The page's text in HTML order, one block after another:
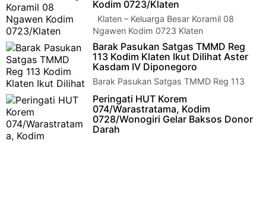
Kodim 0723/Klaten
Klaten – Keluarga Besar Koramil 08
Ngawen Kodim 0723 Klaten
menyelenggarakan acara silaturahmi dan Halal Bi H…
Barak Pasukan Satgas TMMD Reg
113 Kodim Klaten Ikut Dilihat Aster
Kasdam IV Diponegoro
Barak Pasukan Satgas TMMD Reg 113
Kodim Klaten Ikut Dilihat Aster Kasdam IV
Diponegoro Klaten I Asisten Terit…
Peringati HUT Korem
074/Warastratama, Kodim
0728/Wonogiri Gelar Baksos Donor
Darah